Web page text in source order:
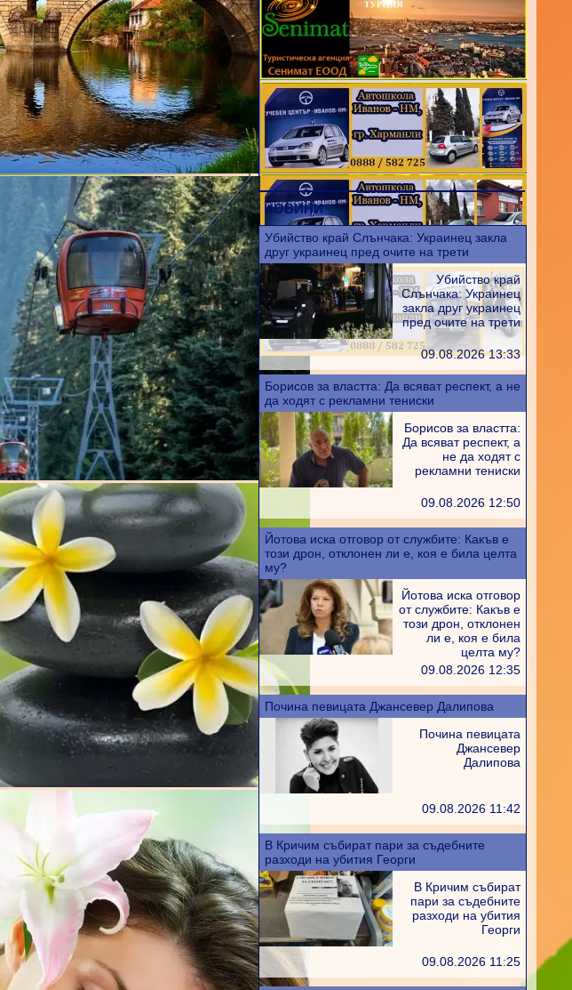
НОВИНИ
Убийство край Слънчака: Украинец закла
друг украинец пред очите на трети
Убийство край
Слънчака: Украинец
закла друг украинец
пред очите на трети
09.08.2026 13:33
Борисов за властта: Да всяват респект, а не
да ходят с рекламни тениски
Борисов за властта:
Да всяват респект, а
не да ходят с
рекламни тениски
09.08.2026 12:50
Йотова иска отговор от службите: Какъв е
този дрон, отклонен ли е, коя е била целта
му?
Йотова иска отговор
от службите: Какъв е
този дрон, отклонен
ли е, коя е била
целта му?
09.08.2026 12:35
Почина певицата Джансевер Далипова
Почина певицата
Джансевер
Далипова
09.08.2026 11:42
В Кричим събират пари за съдебните
разходи на убития Георги
В Кричим събират
пари за съдебните
разходи на убития
Георги
09.08.2026 11:25